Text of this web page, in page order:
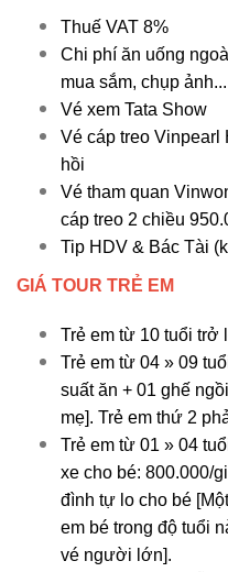
Thuế VAT 8%
Chi phí ăn uống
mua sắm, chụp ảnh...
Vé xem Tata Show
Vé cáp treo
hồi
Vé tham quan
cáp treo 2 chiều
Tip HDV & Bác Tài
GIÁ TOUR TRẺ EM
Trẻ em từ 10 tuổi trở
Trẻ em từ 04 » 09
suất ăn + 01 ghế
mẹ]. Trẻ em thứ 2
Trẻ em từ 01 » 04
xe cho bé: 800.000/
đình tự lo cho bé
em bé trong độ tuổi
vé người lớn].